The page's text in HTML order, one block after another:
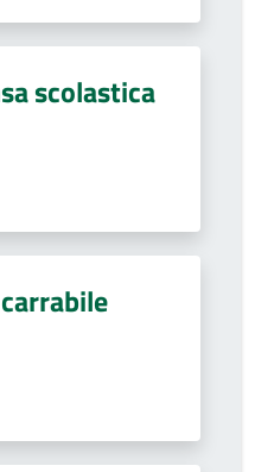
scolastica